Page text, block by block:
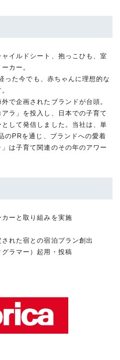
イルドシート、抱っこひも、室
カー。
った今でも、赤ちゃんに理想的な
で企画されたブランドが台頭。
ラ」を投入し、日本での子育て
して発信しました。当社は、単
のPRを通じ、ブランドへの愛着
は子育て関連のその年のアワー
カーと取り組みを実施
れた宿との宿泊プラン創出
グラマー）起用・投稿